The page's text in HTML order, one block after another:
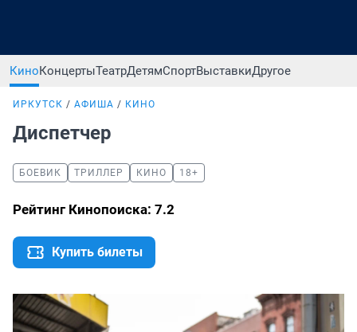
КиноКонцертыТеатрДетямСпортВыставкиДругое
ИРКУТСК АФИША КИНО
Диспетчер
БОЕВИК ТРИЛЛЕР КИНО 18+
Рейтинг Кинопоиска: 7.2
Купить билеты